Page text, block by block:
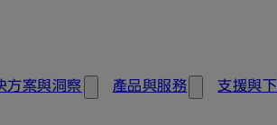
方案與洞察 產品與服務 支援與